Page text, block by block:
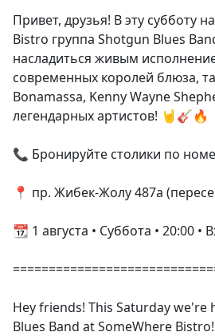
Привет, друзья! В эту субботу
Bistro группа Shotgun Blues
насладиться живым
современных королей блюза,
Bonamassa, Kenny Wayne
легендарных артистов! 🤘🎸🔥
📞 Бронируйте столики по
📍 пр. Жибек-Жолу 487а
📆 1 августа • Суббота • 20:00 •
Hey friends! This Saturday we're
Blues Band at SomeWhere